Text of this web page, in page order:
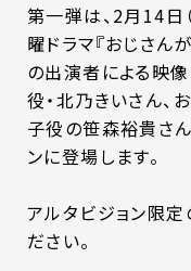
第一弾は、2月14日
曜ドラマ『おじさん
の出演者による映
役・北乃きいさん、
子役の笹森裕貴さ
ンに登場します。
アルタビジョン限定
ださい。